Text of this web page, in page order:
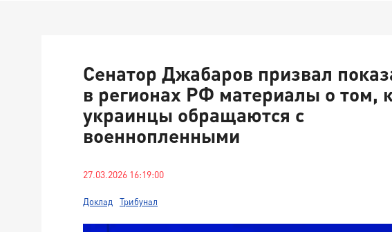
Сенатор Джабаров призвал
в регионах РФ материалы о том,
украинцы обращаются с
военнопленными
27.03.2026 16:19:00
Доклад Трибунал